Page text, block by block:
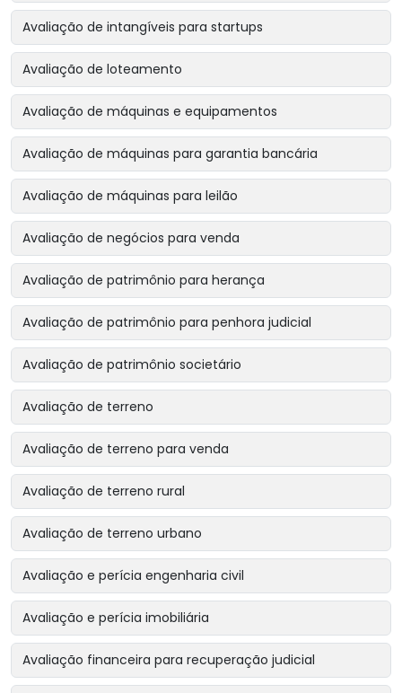
Avaliação de intangíveis para startups
Avaliação de loteamento
Avaliação de máquinas e equipamentos
Avaliação de máquinas para garantia bancária
Avaliação de máquinas para leilão
Avaliação de negócios para venda
Avaliação de patrimônio para herança
Avaliação de patrimônio para penhora judicial
Avaliação de patrimônio societário
Avaliação de terreno
Avaliação de terreno para venda
Avaliação de terreno rural
Avaliação de terreno urbano
Avaliação e perícia engenharia civil
Avaliação e perícia imobiliária
Avaliação financeira para recuperação judicial